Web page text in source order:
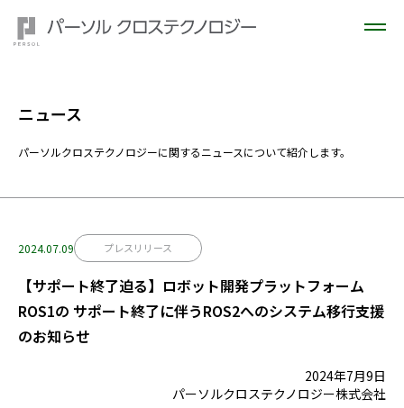
ニュース
パーソルクロステクノロジーに関するニュースについて紹介します。
2024.07.09 プレスリリース
【サポート終了迫る】ロボット開発プラットフォーム
ROS1の サポート終了に伴うROS2へのシステム移行支援
のお知らせ
2024年7月9日
パーソルクロステクノロジー株式会社